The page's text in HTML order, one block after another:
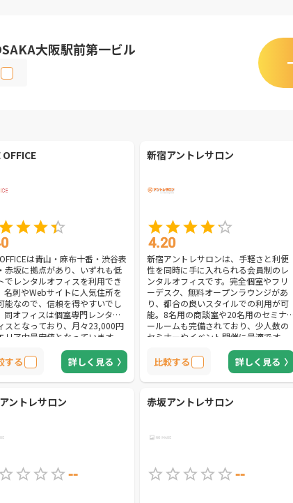
大阪駅前第一ビル
OFFICE
は青山・麻布十番・渋谷表
赤坂に拠点があり、いずれも低
でレンタルオフィスを利用でき
名刺やWebサイトに人気住所を
能なので、信頼を得やすいでし
同オフィスは個室専門レンタル
スとなっており、月々23,000円
リア内最安値となっています。
全個室かつプリンターを無料で
放題なので仕事に集中出来るこ
力の1つです。免許取得は専門の
士の紹介が可能です。実績も豊
。日割家賃のみで入居可能なの
する 詳しく見る
新宿アントレサロン
4.20
新宿アントレサロンは、手軽さと利便
性を同時に手に入れられる会員制のレ
ンタルオフィスです。完全個室やフリ
ーデスク、無料オープンラウンジがあ
り、都合の良いスタイルでの利用が可
能。8名用の商談室や20名用のセミナ
ールームも完備されており、少人数の
セミナーやイベント開催に最適です。
同オフィスの利用者には様々な業種の
人がいます。イラストレーターやコン
サルタント業、税理士や社会保険労務
士などの士業など多岐にわたります。
ネスパーソンと出会えるのは魅力的で
営業時間も平日は23時までと遅いた
比較する 詳しく見る
ントレサロン
--
赤坂アントレサロン
--